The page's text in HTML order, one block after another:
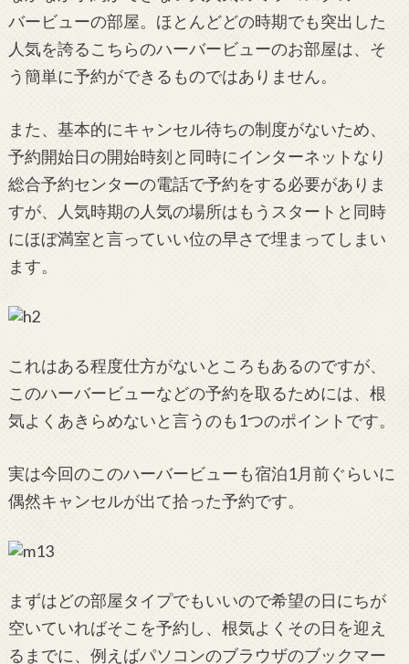
バービューの部屋。 ほとんどどの時期でも突出した
人気を誇るこちらのハーバービューのお部屋は、そ
う簡単に予約ができるものではありません。
また、基本的にキャンセル待ちの制度がないため、
予約開始日の開始時刻と同時にインターネットなり
総合予約センターの電話で予約をする必要がありま
すが、人気時期の人気の場所はもうスタートと同時
にほぼ満室と言っていい位の早さで埋まってしまい
ます。
これはある程度仕方がないところもあるのですが、
このハーバービューなどの予約を取るためには、根
気よくあきらめないと言うのも1つのポイントです。
実は今回のこのハーバービューも宿泊1月前ぐらいに
偶然キャンセルが出て拾った予約です。
まずはどの部屋タイプでもいいので希望の日にちが
空いていればそこを予約し、根気よくその日を迎え
るまでに、例えばパソコンのブラウザのブックマー